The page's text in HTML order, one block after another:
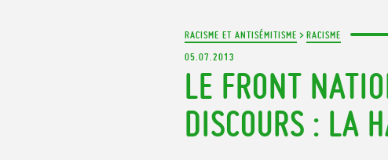
RACISME ET ANTISÉMITISME >RACISME
05.07.2013
LE FRONT
DISCOURS : LA